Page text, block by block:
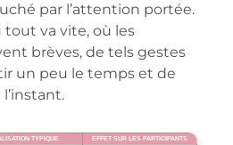
par l’attention portée.
va vite, où les
brèves, de tels gestes
un peu le temps et de
TYPIQUE EFFET SUR LES PARTICIPANTS